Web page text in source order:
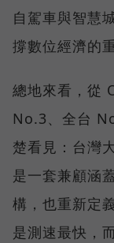
自駕車與智慧
撐數位經濟的
總地來看，從
No.3、全台
楚看見：台灣
是一套兼顧涵
構，也重新定
是測速最快，